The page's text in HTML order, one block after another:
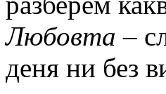
Любовта –
деня ни без